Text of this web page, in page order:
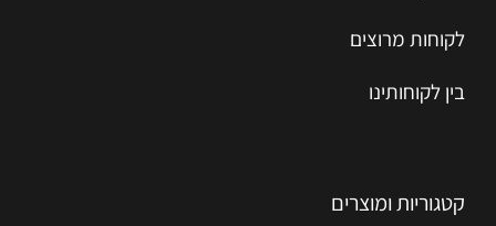
לקוחות מרוצים
בין לקוחותינו
קטגוריות ומוצרים